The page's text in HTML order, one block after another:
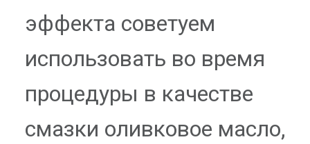
эффекта советуем
использовать во время
процедуры в качестве
смазки оливковое масло,